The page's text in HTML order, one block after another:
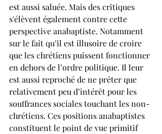
est aussi saluée. Mais des critiques
s'élèvent également contre cette
perspective anabaptiste. Notamment
sur le fait qu’il est illusoire de croire
que les chrétiens puissent fonctionner
en dehors de l’ordre politique. Il leur
est aussi reproché de ne prêter que
relativement peu d’intérêt pour les
souffrances sociales touchant les non-
chrétiens. Ces positions anabaptistes
constituent le point de vue primitif